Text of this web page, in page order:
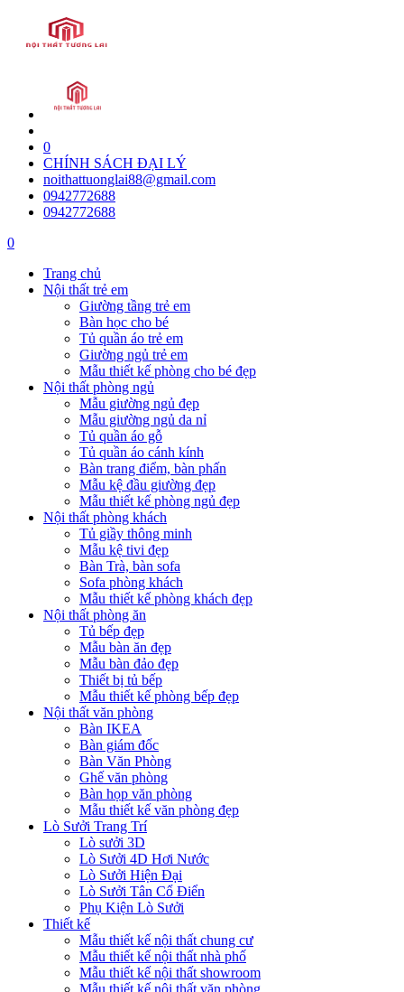
0
CHÍNH SÁCH ĐẠI LÝ
noithattuonglai88@gmail.com
0942772688
0942772688
0
Trang chủ
Nội thất trẻ em
Giường tầng trẻ em
Bàn học cho bé
Tủ quần áo trẻ em
Giường ngủ trẻ em
Mẫu thiết kế phòng cho bé đẹp
Nội thất phòng ngủ
Mẫu giường ngủ đẹp
Mẫu giường ngủ da nỉ
Tủ quần áo gỗ
Tủ quần áo cánh kính
Bàn trang điểm, bàn phấn
Mẫu kệ đầu giường đẹp
Mẫu thiết kế phòng ngủ đẹp
Nội thất phòng khách
Tủ giầy thông minh
Mẫu kệ tivi đẹp
Bàn Trà, bàn sofa
Sofa phòng khách
Mẫu thiết kế phòng khách đẹp
Nội thất phòng ăn
Tủ bếp đẹp
Mẫu bàn ăn đẹp
Mẫu bàn đảo đẹp
Thiết bị tủ bếp
Mẫu thiết kế phòng bếp đẹp
Nội thất văn phòng
Bàn IKEA
Bàn giám đốc
Bàn Văn Phòng
Ghế văn phòng
Bàn họp văn phòng
Mẫu thiết kế văn phòng đẹp
Lò Sưởi Trang Trí
Lò sưởi 3D
Lò Sưởi 4D Hơi Nước
Lò Sưởi Hiện Đại
Lò Sưởi Tân Cổ Điển
Phụ Kiện Lò Sưởi
Thiết kế
Mẫu thiết kế nội thất chung cư
Mẫu thiết kế nội thất nhà phố
Mẫu thiết kế nội thất showroom
Mẫu thiết kế nội thất văn phòng